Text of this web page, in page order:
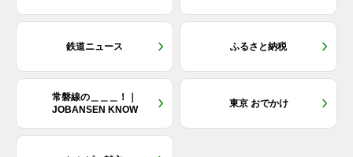
鉄道ニュース ふるさと納税
常磐線の＿＿＿！｜
JOBANSEN KNOW
東京 おでかけ